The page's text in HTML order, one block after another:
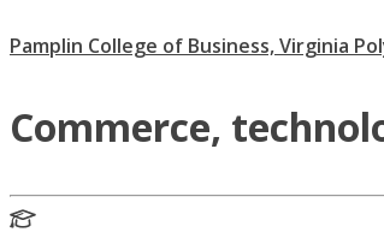
Pamplin College of Business, Virginia
Commerce,